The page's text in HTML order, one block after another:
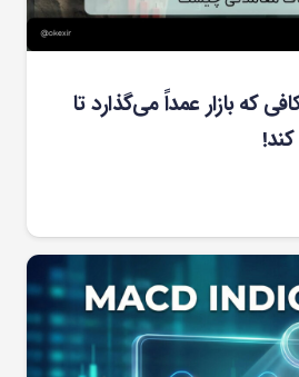
که بازار عمداً می‌گذارد تا
کند!